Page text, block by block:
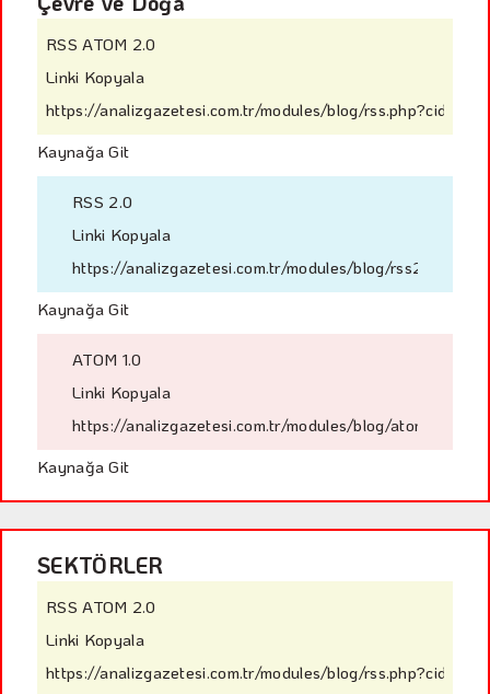
RSS ATOM 2.0
Linki Kopyala
https://analizgazetesi.com.tr/modules/blog/rss.php?cid=54
Kaynağa Git
RSS 2.0
Linki Kopyala
https://analizgazetesi.com.tr/modules/blog/
Kaynağa Git
ATOM 1.0
Linki Kopyala
https://analizgazetesi.com.tr/modules/blog/
Kaynağa Git
SEKTÖRLER
RSS ATOM 2.0
Linki Kopyala
https://analizgazetesi.com.tr/modules/blog/rss.php?cid=5